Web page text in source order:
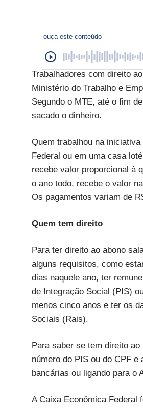
ouça este conteúdo
Trabalhadores com direito
Ministério do Trabalho e
Segundo o MTE, até o fim
sacado o dinheiro.
Quem trabalhou na
Federal ou em uma casa
recebe valor proporcional à
o ano todo, recebe o valor
Os pagamentos variam de
Quem tem direito
Para ter direito ao abono
alguns requisitos, como
dias naquele ano, ter
de Integração Social (PIS)
menos cinco anos e ter os
Sociais (Rais).
Para saber se tem direito
número do PIS ou do CPF
bancárias ou ligando para o
A Caixa Econômica Federal